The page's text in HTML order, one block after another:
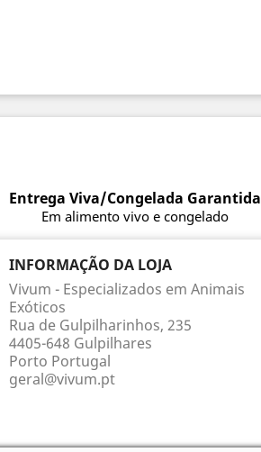
Entrega Viva/Congelada Garantida
Em alimento vivo e congelado
INFORMAÇÃO DA LOJA
Vivum - Especializados em Animais
Exóticos
Rua de Gulpilharinhos, 235
4405-648 Gulpilhares
Porto Portugal
geral@vivum.pt